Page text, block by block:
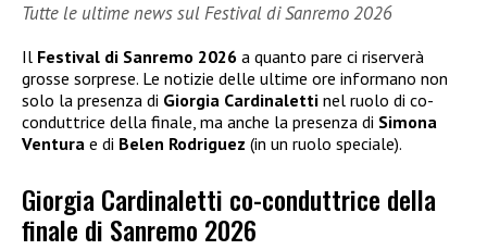
Tutte le ultime news sul Festival di Sanremo 2026
Il Festival di Sanremo 2026 a quanto pare ci riserverà
grosse sorprese. Le notizie delle ultime ore informano non
solo la presenza di Giorgia Cardinaletti nel ruolo di co-
conduttrice della finale, ma anche la presenza di Simona
Ventura e di Belen Rodriguez (in un ruolo speciale).
Giorgia Cardinaletti co-conduttrice della
finale di Sanremo 2026